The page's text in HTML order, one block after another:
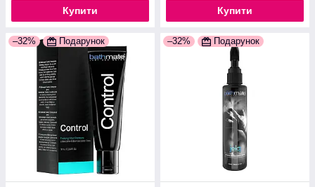
Купити Купити
–32% Подарунок –32% Подарунок